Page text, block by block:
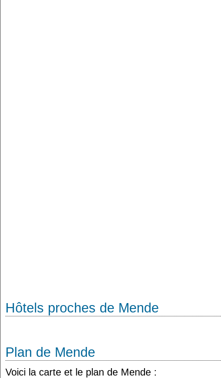
Hôtels proches de Mende
Plan de Mende
Voici la carte et le plan de Mende :